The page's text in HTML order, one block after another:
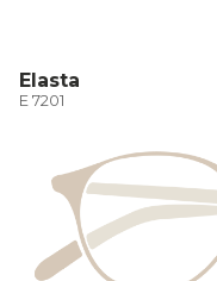
Elasta
E 7201